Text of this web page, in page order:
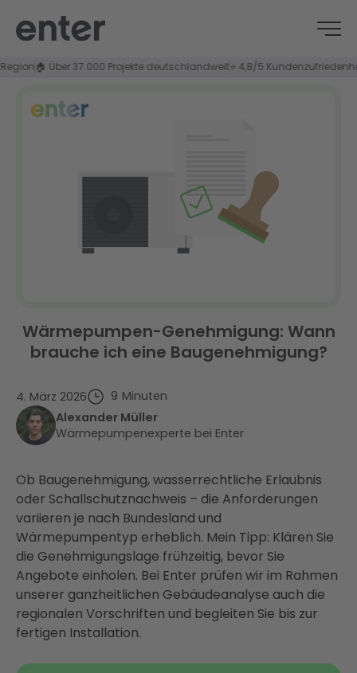
🏠 Über 37.000 Projekte deutschlandweit⭐ 4,8/5 Kundenzufriedenheit
Wärmepumpen-Genehmigung: Wann
brauche ich eine Baugenehmigung?
4. März 2026 9 Minuten
Alexander Müller
Wärmepumpenexperte bei Enter
Ob Baugenehmigung, wasserrechtliche Erlaubnis
oder Schallschutznachweis – die Anforderungen
variieren je nach Bundesland und
Wärmepumpentyp erheblich. Mein Tipp: Klären Sie
die Genehmigungslage frühzeitig, bevor Sie
Angebote einholen. Bei Enter prüfen wir im Rahmen
unserer ganzheitlichen Gebäudeanalyse auch die
regionalen Vorschriften und begleiten Sie bis zur
fertigen Installation.